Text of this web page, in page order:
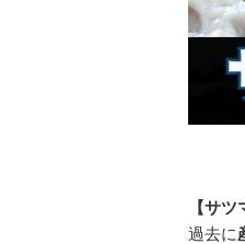
【サ
過去に